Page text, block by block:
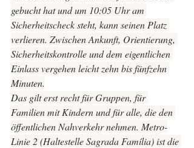
gebucht hat und um 10:05 Uhr am
Sicherheitscheck steht, kann seinen Platz
verlieren. Zwischen Ankunft, Orientierung,
Sicherheitskontrolle und dem eigentlichen
Einlass vergehen leicht zehn bis fünfzehn
Minuten.
Das gilt erst recht für Gruppen, für
Familien mit Kindern und für alle, die den
öffentlichen Nahverkehr nehmen. Metro-
Linie 2 (Haltestelle Sagrada Família) ist die